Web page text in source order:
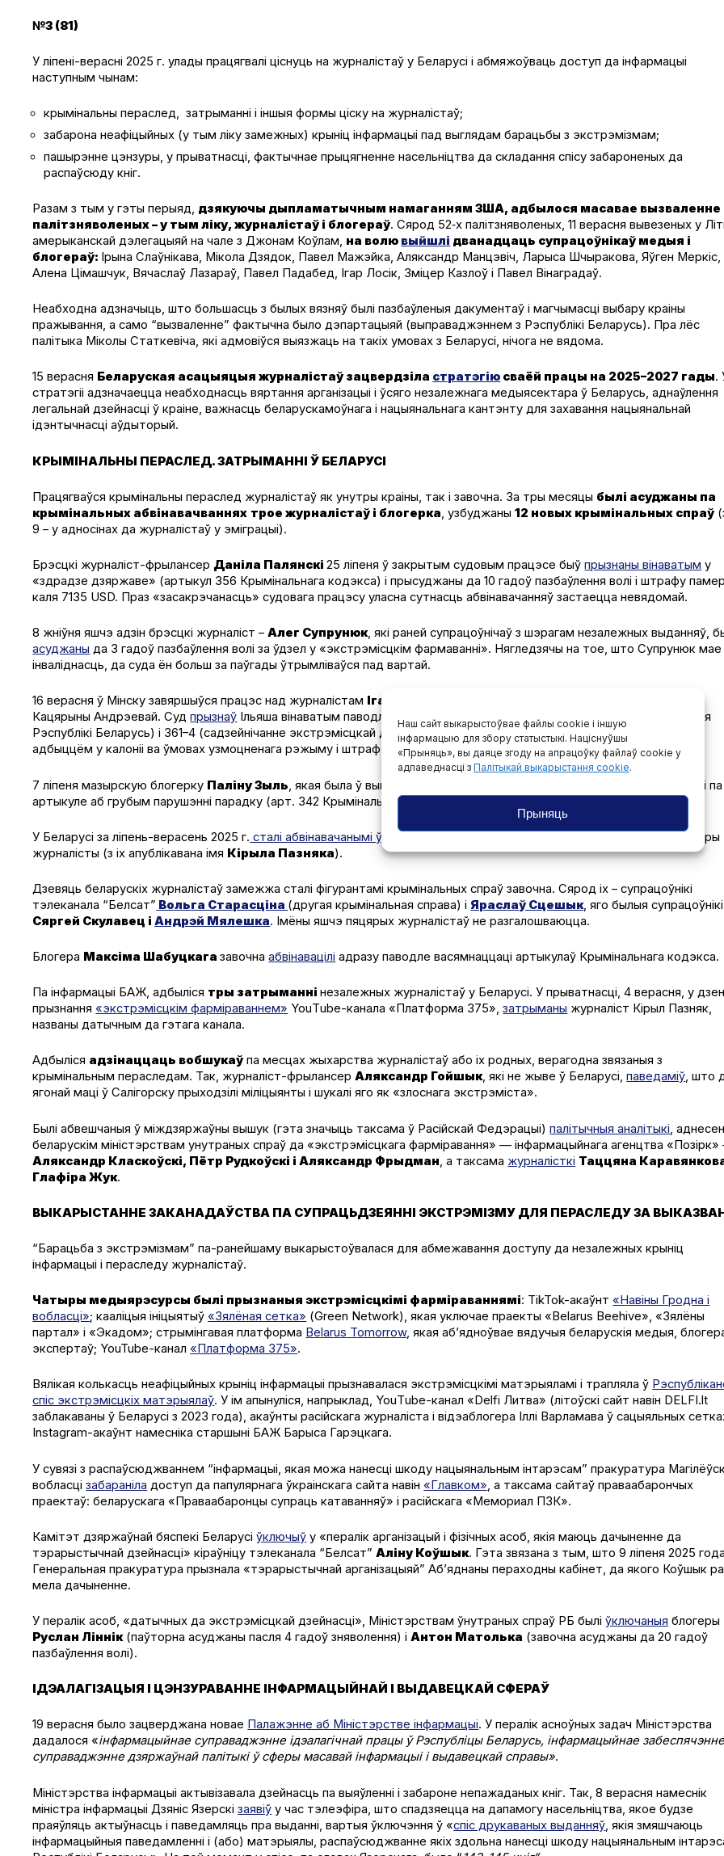
Наш сайт выкарыстоўвае файлы cookie і іншую
інфармацыю для збору статыстыкі. Націснуўшы
«Прыняць», вы даяце згоду на апрацоўку файлаў cookie у
адпаведнасці з Палітыкай выкарыстання cookie.
Прыняць
№3 (81)
У ліпені-верасні 2025 г. улады працягвалі ціснуць на журналістаў у Беларусі і абмяжоўваць доступ да інфармацыі
наступным чынам:
крымінальны пераслед, затрыманні і іншыя формы ціску на журналістаў;
забарона неафіцыйных (у тым ліку замежных) крыніц інфармацыі пад выглядам барацьбы з экстрэмізмам;
пашырэнне цэнзуры, у прыватнасці, фактычнае прыцягненне насельніцтва да складання спісу забароненых да
распаўсюду кніг.
Разам з тым у гэты перыяд, дзякуючы дыпламатычным намаганням ЗША, адбылося масавае вызваленне
палітзняволеных – у тым ліку, журналістаў і блогераў. Сярод 52‑х палітзняволеных, 11 верасня вывезеных у
амерыканскай дэлегацыяй на чале з Джонам Коўлам, на волю выйшлі дванадцаць супрацоўнікаў медыя і
блогераў: Ірына Слаўнікава, Мікола Дзядок, Павел Мажэйка, Аляксандр Манцэвіч, Ларыса Шчыракова, Яўген Меркіс,
Алена Цімашчук, Вячаслаў Лазараў, Павел Падабед, Ігар Лосік, Зміцер Казлоў і Павел Вінаградаў.
Неабходна адзначыць, што большасць з былых вязняў былі пазбаўленыя дакументаў і магчымасці выбару краіны
пражывання, а само “вызваленне” фактычна было дэпартацыяй (выправаджэннем з Рэспублікі Беларусь). Пра лёс
палітыка Міколы Статкевіча, які адмовіўся выязжаць на такіх умовах з Беларусі, нічога не вядома.
15 верасня Беларуская асацыяцыя журналістаў зацвердзіла стратэгію сваёй працы на 2025–2027 гады.
стратэгіі адзначаецца неабходнасць вяртання арганізацыі і ўсяго незалежнага медыясектара ў Беларусь, аднаўлення
легальнай дзейнасці ў краіне, важнасць беларускамоўнага і нацыянальнага кантэнту для захавання нацыянальнай
ідэнтычнасці аўдыторый.
КРЫМІНАЛЬНЫ ПЕРАСЛЕД. ЗАТРЫМАННІ Ў БЕЛАРУСІ
Працягваўся крымінальны пераслед журналістаў як унутры краіны, так і завочна. За тры месяцы былі асуджаны па
крымінальных абвінавачваннях трое журналістаў і блогерка, узбуджаны12 новых крымінальных спраў
9 – у адносінах да журналістаў у эміграцыі).
Брэсцкі журналіст-фрылансер Даніла Палянскі25 ліпеня ў закрытым судовым працэсе быўпрызнаны вінаватым у
«здрадзе дзяржаве» (артыкул 356 Крымінальнага кодэкса) і прысуджаны да 10 гадоў пазбаўлення волі і штрафу
каля 7135 USD. Праз «засакрэчанасць» судовага працэсу уласна сутнасць абвінавачанняў застаецца невядомай.
8 жніўня яшчэ адзін брэсцкі журналіст –Алег Супрунюк, які раней супрацоўнічаў з шэрагам незалежных выданняў,
асуджаны да 3 гадоў пазбаўлення волі за ўдзел у «экстрэмісцкім фармаванні». Нягледзячы на тое, што Супрунюк мае
інваліднасць, да суда ён больш за паўгады ўтрымліваўся пад вартай.
16 верасня ў Мінску завяршыўся працэс над журналістам Ігарам Ільяшом
Кацярыны Андрэевай. Судпрызнаў Ільяша вінаватым паводле двух крымінальных артыкулаў: 369–1 (дыскрэдытацыя
Рэспублікі Беларусь) і 361–4 (садзейнічанне экстрэмісцкай дзейнасці) і прызначыў яму 4 гады пазбаўлення волі з
адбыццём у калоніі ва ўмовах узмоцненага рэжыму і штраф памерам 4200 рублёў.
7 ліпеня мазырскую блогерку Паліну Зыль , якая была ў вышуку і заставалася ў Беларусі,
да года калоніі па
артыкуле аб грубым парушэнні парадку (арт. 342 Крымінальнага кодэкса).
У Беларусі за ліпень-верасень 2025 г. сталі абвінавачанымі ў крымінальных справах
і трапілі пад варту як найменш тры
журналісты (з іх апублікавана імя Кірыла Пазняка).
Дзевяць беларускіх журналістаў замежжа сталі фігурантамі крымінальных спраў завочна. Сярод іх – супрацоўнікі
тэлеканала “Белсат” Вольга Старасціна (другая крымінальная справа) іЯраслаў Сцешык, яго былыя супрацоўнікі
Сяргей Скулавец іАндрэй Мялешка. Імёны яшчэ пяцярых журналістаў не разгалошваюцца.
Блогера Максіма Шабуцкагазавочнаабвінавацілі адразу паводле васямнаццаці артыкулаў Крымінальнага кодэкса.
Па інфармацыі БАЖ, адбыліся тры затрыманнінезалежных журналістаў у Беларусі. У прыватнасці, 4 верасня, у
прызнання «экстрэмісцкім фарміраваннем» YouТubе-канала «Платформа 375»,затрыманы журналіст Кірыл Пазняк,
названы датычным да гэтага канала.
Адбыліся адзінаццаць вобшукаў па месцах жыхарства журналістаў або іх родных, верагодна звязаныя з
крымінальным пераследам. Так, журналіст-фрылансерАляксандр Гойшык, які не жыве ў Беларусі,паведаміў, што
ягонай маці ў Салігорску прыходзілі міліцыянты і шукалі яго як «злоснага экстрэміста».
Былі абвешчаныя ў міждзяржаўны вышук (гэта значыць таксама ў Расійскай Федэрацыі)палітычныя аналітыкі,
беларускім міністэрствам унутраных спраў да «экстрэмісцкага фарміравання» — інфармацыйнага агенцтва «Позірк»
Аляксандр Класкоўскі, Пётр Рудкоўскі і Аляксандр Фрыдман, а таксама журналісткі Таццяна Каравянкова
Глафіра Жук.
ВЫКАРЫСТАННЕ ЗАКАНАДАЎСТВА ПА СУПРАЦЬДЗЕЯННІ ЭКСТРЭМІЗМУ ДЛЯ ПЕРАСЛЕДУ ЗА
“Барацьба з экстрэмізмам” па-ранейшаму выкарыстоўвалася для абмежавання доступу да незалежных крыніц
інфармацыі і пераследу журналістаў.
Чатыры медыярэсурсы былі прызнаныя экстрэмісцкімі фарміраваннямі: Tik­Tok-акаўнт «Навіны Гродна і
вобласці»; кааліцыя ініцыятыў «Зялёная сетка» (Green Net­work), якая уключае праекты «Belarus Bee­hive», «Зялёны
партал» і «Экадом»; стрымінгавая платформа Belarus Tomor­row, якая аб’ядноўвае вядучыя беларускія медыя,
экспертаў; YouTube-канал «Платформа 375».
Вялікая колькасць неафіцыйных крыніц інфармацыі прызнавалася экстрэмісцкімі матэрыяламі і трапляла ў
спіс экстрэмісцкіх матэрыялаў. У ім апынуліся, напрыклад, YouТubе-канал «Delfi Литва» (літоўскі сайт навін DELFI.lt
заблакаваны ў Беларусі з 2023 года), акаўнты расійскага журналіста і відэаблогера Іллі Варламава ў сацыяльных
Insta­gram-акаўнт намесніка старшыні БАЖ Барыса Гарэцкага.
У сувязі з распаўсюджваннем “інфармацыі, якая можа нанесці шкоду нацыянальным інтарэсам” пракуратура
вобласцізабараніла доступ да папулярнага ўкраінскага сайта навін «Главком» , а таксама сайтаў праваабарончых
праектаў: беларускага «Праваабаронцы супраць катаванняў» і расійскага «Мемориал ПЗК».
Камітэт дзяржаўнай бяспекі Беларусіўключыў у «пералік арганізацый і фізічных асоб, якія маюць дачыненне да
тэрарыстычнай дзейнасці» кіраўніцу тэлеканала “Белсат”Аліну Коўшык. Гэта звязана з тым, што 9 ліпеня 2025 года
Генеральная пракуратура прызнала «тэрарыстычнай арганізацыяй” Аб’яднаны пераходны кабінет, да якого Коўшык
мела дачыненне.
У пералік асоб, «датычных да экстрэмісцкай дзейнасці», Міністэрствам ўнутраных спраў РБ быліўключаныя блогеры
Руслан Ліннік(паўторна асуджаны пасля 4 гадоў зняволення) іАнтон Матолька (завочна асуджаны да 20 гадоў
пазбаўлення волі).
ІДЭАЛАГІЗАЦЫЯ І ЦЭНЗУРАВАННЕ ІНФАРМАЦЫЙНАЙ І ВЫДАВЕЦКАЙ СФЕРАЎ
19 верасня было зацверджана новае Палажэнне аб Міністэрстве інфармацыі. У пералік асноўных задач Міністэрства
дадалося «інфармацыйнае суправаджэнне ідэалагічнай працы ў Рэспубліцы Беларусь, інфармацыйнае забеспячэнне
суправаджэнне дзяржаўнай палітыкі ў сферы масавай інфармацыі і выдавецкай справы».
Міністэрства інфармацыі актывізавала дзейнасць па выяўленні і забароне непажаданых кніг. Так, 8 верасня намеснік
міністра інфармацыі Дзяніс Язерскізаявіў у час тэлеэфіра, што спадзяецца на дапамогу насельніцтва, якое будзе
праяўляць актыўнасць і паведамляць пра выданні, вартыя ўключэння ў «спіс друкаваных выданняў , якія змяшчаюць
інфармацыйныя паведамленні і (або) матэрыялы, распаўсюджванне якіх здольна нанесці шкоду нацыянальным